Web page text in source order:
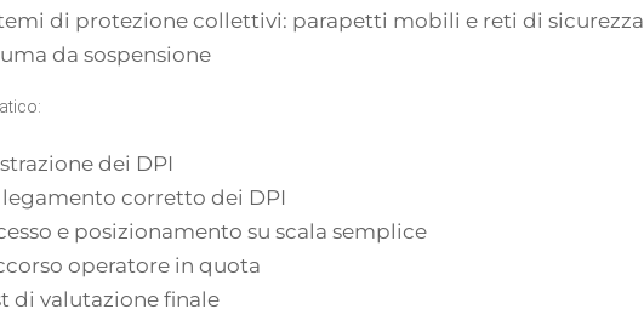
di protezione collettivi: parapetti mobili e reti di sicurezza
da sospensione
dei DPI
corretto dei DPI
e posizionamento su scala semplice
operatore in quota
di valutazione finale